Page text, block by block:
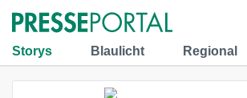
Storys Blaulicht Regional